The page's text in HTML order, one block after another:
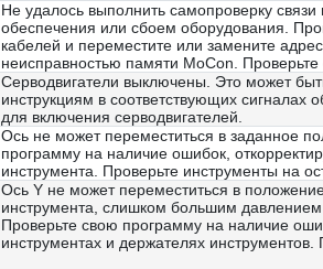
Не удалось выполнить самопроверку
обеспечения или сбоем оборудования.
кабелей и переместите или замените
неисправностью памяти MoCon. Проверьте
Серводвигатели выключены. Это может
инструкциям в соответствующих сигналах
для включения серводвигателей.
Ось не может переместиться в заданное
программу на наличие ошибок,
инструмента. Проверьте инструменты на
Ось Y не может переместиться в
инструмента, слишком большим давлением
Проверьте свою программу на наличие
инструментах и держателях инструментов.